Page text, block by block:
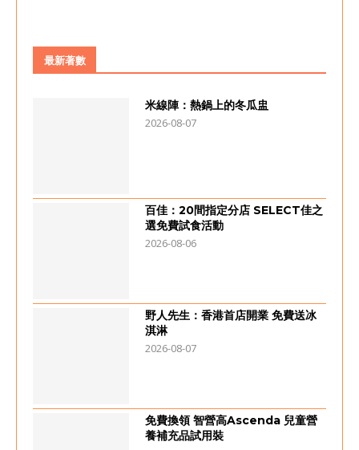
最新著數
米線陣：熱鍋上的冬瓜盅
2026-08-07
百佳：20間指定分店 SELECT佳之
選免費試食活動
2026-08-06
野人先生：香港首店開業 免費送冰
淇淋
2026-08-07
免費換領 智營高Ascenda 兒童營
養補充品試用裝